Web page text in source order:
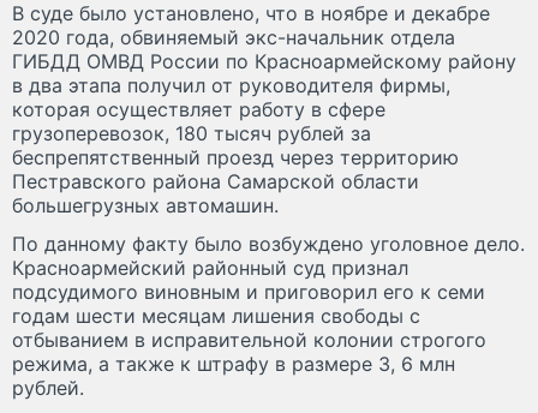
В суде было установлено, что в ноябре и декабре
2020 года, обвиняемый экс-начальник отдела
ГИБДД ОМВД России по Красноармейскому району
в два этапа получил от руководителя фирмы,
которая осуществляет работу в сфере
грузоперевозок, 180 тысяч рублей за
беспрепятственный проезд через территорию
Пестравского района Самарской области
большегрузных автомашин.
По данному факту было возбуждено уголовное дело.
Красноармейский районный суд признал
подсудимого виновным и приговорил его к семи
годам шести месяцам лишения свободы с
отбыванием в исправительной колонии строгого
режима, а также к штрафу в размере 3, 6 млн
рублей.